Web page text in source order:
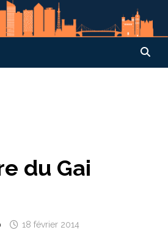
du Gai
18 février 2014